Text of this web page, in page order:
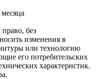
право, без
изменения в
или технологию
его потребительских
характеристик.